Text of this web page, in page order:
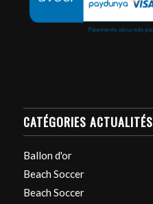
CATÉGORIES ACTUALITÉS
Ballon d'or
Beach Soccer
Beach Soccer